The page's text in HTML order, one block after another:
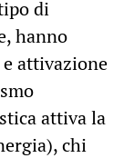
di
hanno
e attivazione
attiva la
chi